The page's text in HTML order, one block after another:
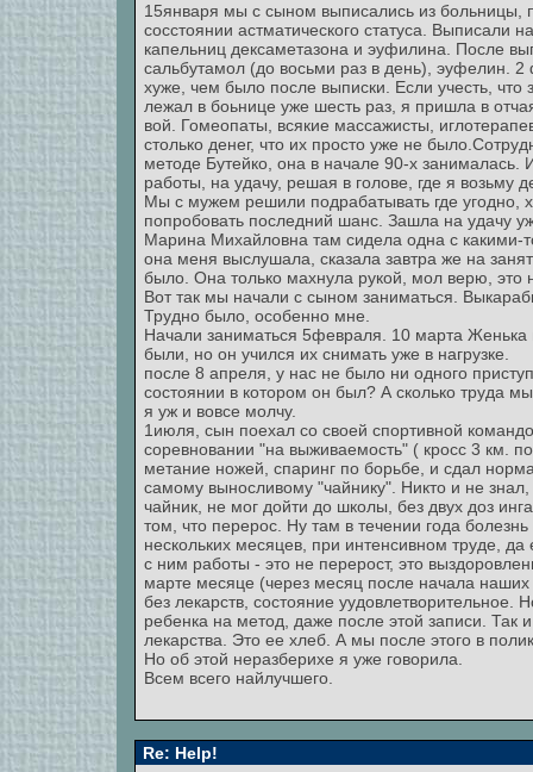
15января мы с сыном выписались из больницы,
сосстоянии астматического статуса. Выписали
капельниц дексаметазона и эуфилина. После
сальбутамол (до восьми раз в день), эуфелин.
хуже, чем было после выписки. Если учесть, что
лежал в боьнице уже шесть раз, я пришла в
вой. Гомеопаты, всякие массажисты,
столько денег, что их просто уже не
методе Бутейко, она в начале 90-х занималась.
работы, на удачу, решая в голове, где я возьму
Мы с мужем решили подрабатывать где угодно,
попробовать последний шанс. Зашла на удачу
Марина Михайловна там сидела одна с какими-
она меня выслушала, сказала завтра же на
было. Она только махнула рукой, мол верю, это
Вот так мы начали с сыном заниматься.
Трудно было, особенно мне.
Начали заниматься 5февраля. 10 марта
были, но он учился их снимать уже в нагрузке.
после 8 апреля, у нас не было ни одного
состоянии в котором он был? А сколько труда
я уж и вовсе молчу.
1июля, сын поехал со своей спортивной
соревновании "на выживаемость" ( кросс 3 км.
метание ножей, спаринг по борьбе, и сдал
самому выносливому "чайнику". Никто и не
чайник, не мог дойти до школы, без двух доз
том, что перерос. Ну там в течении года
нескольких месяцев, при интенсивном труде,
с ним работы - это не перерост, это
марте месяце (через месяц после начала
без лекарств, состояние уудовлетворительное.
ребенка на метод, даже после этой записи.
лекарства. Это ее хлеб. А мы после этого в
Но об этой неразберихе я уже говорила.
Всем всего найлучшего.
Re: Help!